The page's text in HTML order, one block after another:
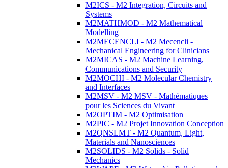
M2ICS - M2 Integration, Circuits and
Systems
M2MATHMOD - M2 Mathematical
Modelling
M2MECENCLI - M2 Mecencli -
Mechanical Engineering for Clinicians
M2MICAS - M2 Machine Learning,
Communications and Security
M2MOCHI - M2 Molecular Chemistry
and Interfaces
M2MSV - M2 MSV - Mathématiques
pour les Sciences du Vivant
M2OPTIM - M2 Optimisation
M2PIC - M2 Projet Innovation Conception
M2QNSLMT - M2 Quantum, Light,
Materials and Nanosciences
M2SOLIDS - M2 Solids - Solid
Mechanics